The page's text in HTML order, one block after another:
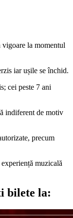
la momentul
iar ușile se închid.
cei peste 7 ani
indiferent de motiv
precum
muzicală
bilete la: